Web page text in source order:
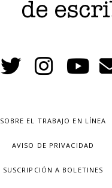
SOBRE EL TRABAJO EN LÍNEA
AVISO DE PRIVACIDAD
SUSCRIPCIÓN A BOLETINES